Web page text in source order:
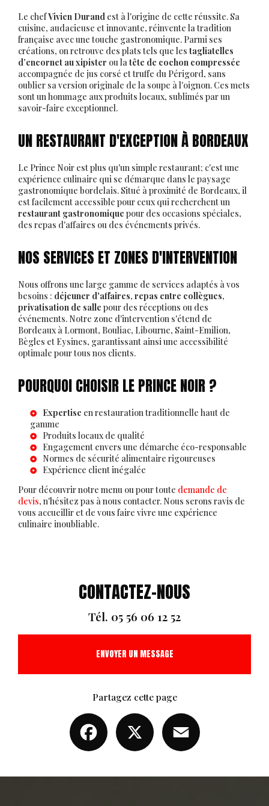
Le chefVivien Durand est à l'origine de cette réussite. Sa
cuisine, audacieuse et innovante, réinvente la tradition
française avec une touche gastronomique. Parmi ses
créations, on retrouve des plats tels que les tagliatelles
d’encornet au xipister ou latête de cochon compressée
accompagnée de jus corsé et truffe du Périgord, sans
oublier sa version originale de la soupe à l'oignon. Ces mets
sont un hommage aux produits locaux, sublimés par un
savoir-faire exceptionnel.
UN RESTAURANT D'EXCEPTION À BORDEAUX
Le Prince Noir est plus qu'un simple restaurant; c'est une
expérience culinaire qui se démarque dans le paysage
gastronomique bordelais. Situé à proximité de Bordeaux, il
est facilement accessible pour ceux qui recherchent un
restaurant gastronomique pour des occasions spéciales,
des repas d'affaires ou des événements privés.
NOS SERVICES ET ZONES D'INTERVENTION
Nous offrons une large gamme de services adaptés à vos
besoins : déjeuner d'affaires, repas entre collègues,
privatisation de salle pour des réceptions ou des
événements. Notre zone d'intervention s'étend de
Bordeaux à Lormont, Bouliac, Libourne, Saint-Emilion,
Bègles et Eysines, garantissant ainsi une accessibilité
optimale pour tous nos clients.
POURQUOI CHOISIR LE PRINCE NOIR ?
Expertise en restauration traditionnelle haut de
gamme
Produits locaux de qualité
Engagement envers une démarche éco-responsable
Normes de sécurité alimentaire rigoureuses
Expérience client inégalée
Pour découvrir notre menu ou pour toute demande de
devis, n'hésitez pas à nous contacter. Nous serons ravis de
vous accueillir et de vous faire vivre une expérience
culinaire inoubliable.
CONTACTEZ-NOUS
Tél. 05 56 06 12 52
ENVOYER UN MESSAGE
Partagez cette page
Facebook